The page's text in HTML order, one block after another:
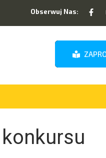
Obserwuj Nas: